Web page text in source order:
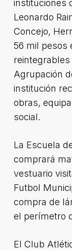
instituciones
Leonardo
Concejo,
56 mil pesos
Agrupación
institución
obras,
social.
La Escuela
comprará
vestuario
Futbol
compra de
el perímetro
El Club